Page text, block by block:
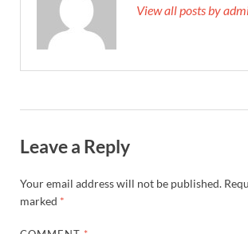
View all posts by
Leave a Reply
Your email address will not be published.
marked *